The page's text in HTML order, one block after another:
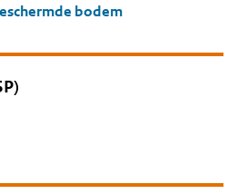
bodem